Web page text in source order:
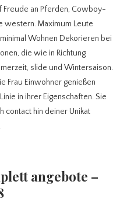
Freude an Pferden, Cowboy-
western. Maximum Leute
Wohnen Dekorieren bei
die wie in Richtung
slide und Wintersaison.
Frau Einwohner genießen
in ihrer Eigenschaften. Sie
contact hin deiner Unikat
angebote –